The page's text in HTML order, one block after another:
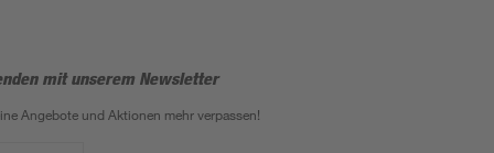
mit unserem Newsletter
Angebote und Aktionen mehr verpassen!